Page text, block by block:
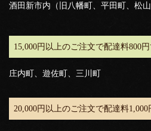
酒田新市内（旧八幡町、平田町、松山
15,000円以上のご注文で配達料800
庄内町、遊佐町、三川町
20,000円以上のご注文で配達料